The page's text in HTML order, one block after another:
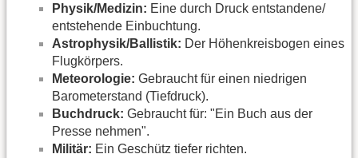
Physik/Medizin: Eine durch Druck entstandene/
entstehende Einbuchtung.
Astrophysik/Ballistik: Der Höhenkreisbogen eines
Flugkörpers.
Meteorologie: Gebraucht für einen niedrigen
Barometerstand (Tiefdruck).
Buchdruck: Gebraucht für: "Ein Buch aus der
Presse nehmen".
Militär: Ein Geschütz tiefer richten.